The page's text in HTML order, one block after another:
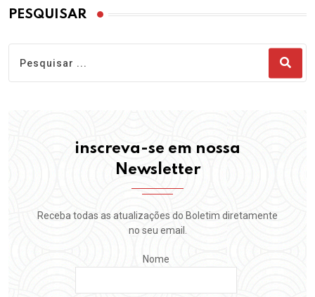
PESQUISAR
inscreva-se em nossa
Newsletter
Receba todas as atualizações do Boletim diretamente
no seu email.
Nome